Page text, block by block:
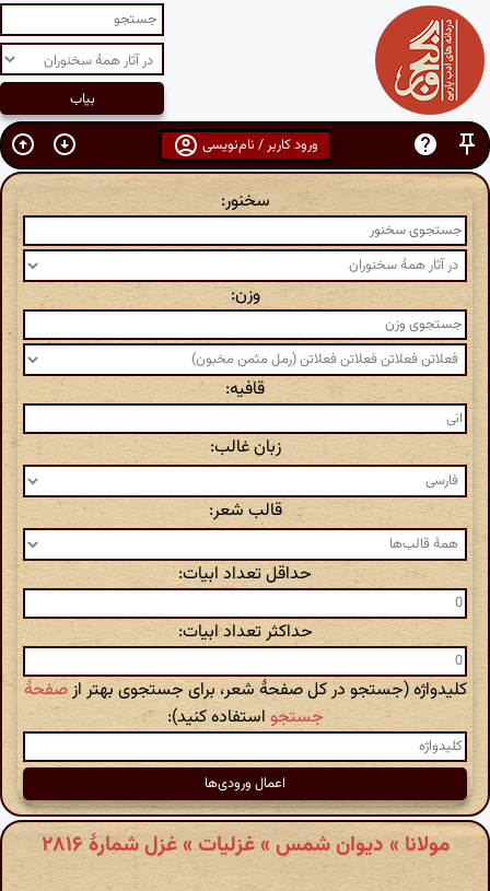
ورود کاربر / نام‌نویسی
سخنور:
وزن:
قافیه:
زبان غالب:
قالب شعر:
حداقل تعداد ابیات:
حداکثر تعداد ابیات:
کلیدواژه (جستجو در کل صفحهٔ شعر، برای جستجوی بهتر ازصفحهٔ
جستجو استفاده کنید):
مولانا » دیوان شمس » غزلیات » غزل شمارهٔ ۲۸۱۶